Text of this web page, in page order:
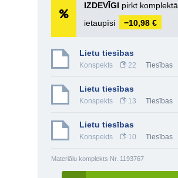
IZDEVĪGI pirkt komplektā
ietaupīsi
−10,98 €
Lietu tiesības
Konspekts 22 Tiesības
Lietu tiesības
Konspekts 13 Tiesības
Lietu tiesības
Konspekts 10 Tiesības
Materiālu komplekts Nr. 1193767